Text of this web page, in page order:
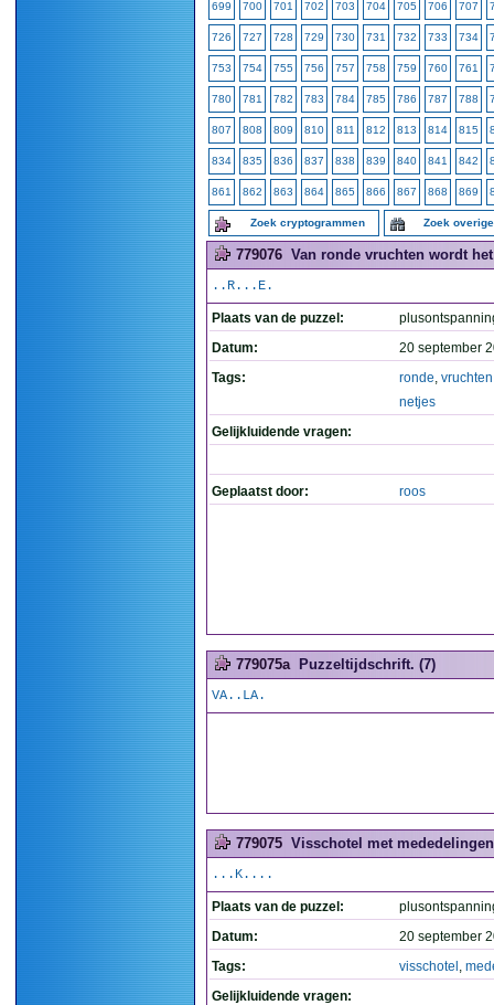
699 700 701 702 703 704 705 706 707
726 727 728 729 730 731 732 733 734
753 754 755 756 757 758 759 760 761
780 781 782 783 784 785 786 787 788
807 808 809 810 811 812 813 814 815
834 835 836 837 838 839 840 841 842
861 862 863 864 865 866 867 868 869
Zoek cryptogrammen Zoek
779076 Van ronde vruchten wordt
..R...E.
Plaats van de puzzel:
Datum:
20 september
Tags:
ronde, vruchten
netjes
Gelijkluidende vragen:
Geplaatst door: roos
779075a Puzzeltijdschrift. (7)
VA..LA.
779075 Visschotel met
...K....
Plaats van de puzzel:
Datum:
20 september
Tags:
visschotel ,
Gelijkluidende vragen: